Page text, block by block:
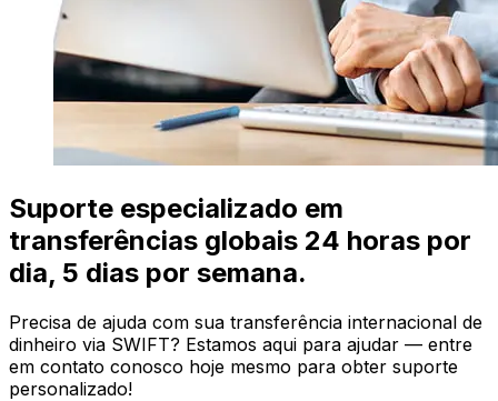
Suporte especializado em
transferências globais 24 horas por
dia, 5 dias por semana.
Precisa de ajuda com sua transferência internacional de
dinheiro via SWIFT? Estamos aqui para ajudar — entre
em contato conosco hoje mesmo para obter suporte
personalizado!